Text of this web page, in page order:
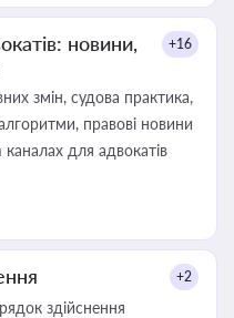
новини,
+16
змін, судова практика,
правові новини
для адвокатів
+2
здійснення